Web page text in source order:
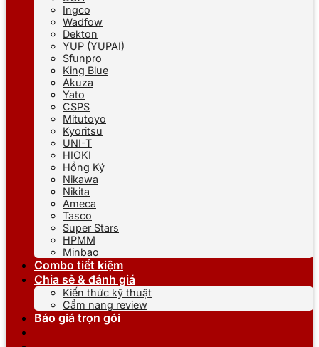
Ingco
Wadfow
Dekton
YUP (YUPAI)
Sfunpro
King Blue
Akuza
Yato
CSPS
Mitutoyo
Kyoritsu
UNI-T
HIOKI
Hồng Ký
Nikawa
Nikita
Ameca
Tasco
Super Stars
HPMM
Minbao
Combo tiết kiệm
Chia sẻ & đánh giá
Kiến thức kỹ thuật
Cẩm nang review
Báo giá trọn gói